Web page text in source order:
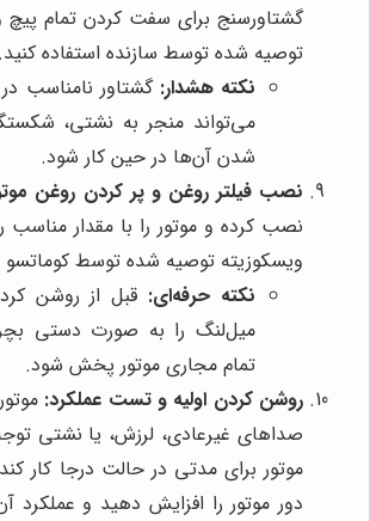
گشتاورسنج برای سفت کردن تمام پیچ
توصیه شده توسط سازنده استفاده کنید.
نکته هشدار: گشتاور نامناسب
می‌تواند منجر به نشتی،
شدن آن‌ها در حین کار شود.
نصب فیلتر روغن و پر کردن روغن
نصب کرده و موتور را با مقدار مناسب
ویسکوزیته توصیه شده توسط کوماتسو
نکته حرفه‌ای: قبل از روشن
میل‌لنگ را به صورت دستی
تمام مجاری موتور پخش شود.
روشن کردن اولیه و تست عملکرد:
صداهای غیرعادی، لرزش، یا نشتی
موتور برای مدتی در حالت درجا کار
دور موتور را افزایش دهید و